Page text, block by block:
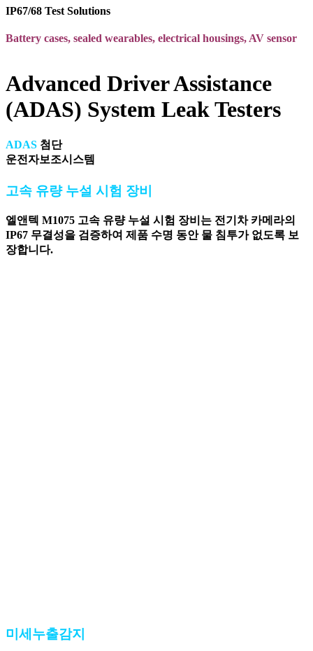
IP67/68 Test Solutions
Battery cases, sealed wearables, electrical housings, AV sensor
Advanced Driver Assistance
(ADAS) System Leak Testers
ADAS 첨단
운전자보조시스템
고속 유량 누설 시험 장비
엘앤텍 M1075 고속 유량 누설 시험 장비는 전기차 카메라의
IP67 무결성을 검증하여 제품 수명 동안 물 침투가 없도록 보
장합니다.
미세누출감지